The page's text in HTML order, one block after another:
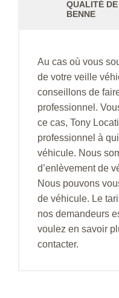
QUALITÉ
BENNE
Au cas où vous
de votre veille
conseillons de
professionnel.
ce cas, Tony
professionnel à
véhicule. Nous
d’enlèvement de
Nous pouvons
de véhicule. Le
nos demandeurs
voulez en savoir
contacter.